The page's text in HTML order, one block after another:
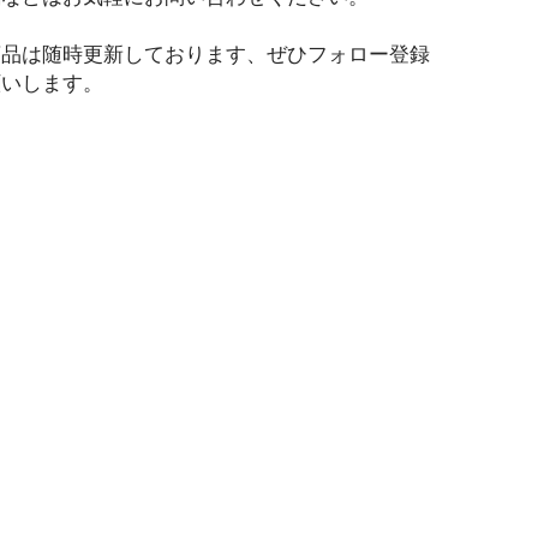
は随時更新しております、ぜひフォロー登録
します。